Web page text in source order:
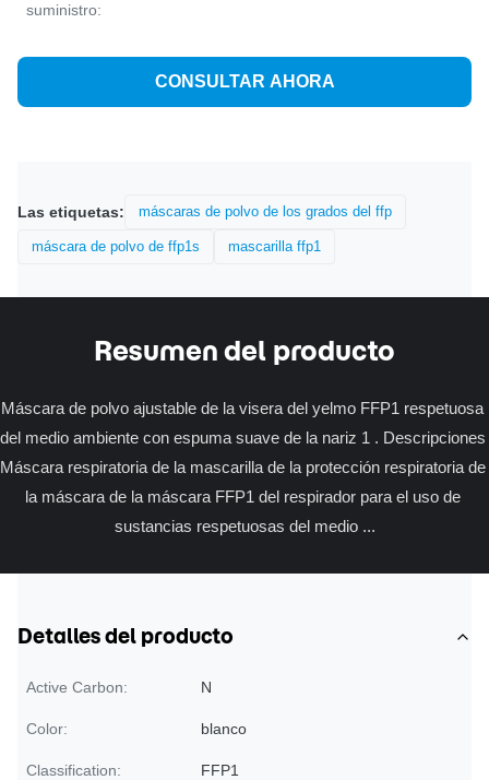
suministro:
CONSULTAR AHORA
Las etiquetas: máscaras de polvo de los grados del ffp
máscara de polvo de ffp1s mascarilla ffp1
Resumen del producto
Máscara de polvo ajustable de la visera del yelmo FFP1 respetuosa
del medio ambiente con espuma suave de la nariz 1 . Descripciones
Máscara respiratoria de la mascarilla de la protección respiratoria de
la máscara de la máscara FFP1 del respirador para el uso de
sustancias respetuosas del medio ...
Detalles del producto
Active Carbon: N
Color: blanco
Classification: FFP1